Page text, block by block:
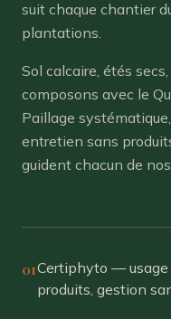
suit chaque chantier
plantations.
Sol calcaire, étés
composons avec le
Paillage
entretien sans
guident chacun de
01Certiphyto — usage
produits, gestion